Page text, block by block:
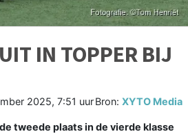
IN TOPPER BIJ
2025, 7:51 uurBron: XYTO Media
tweede plaats in de vierde klasse